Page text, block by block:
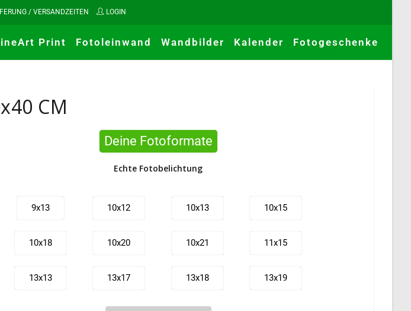
/ VERSANDZEITEN LOGIN
Print Fotoleinwand Wandbilder Kalender Fotogeschenke
CM
Deine Fotoformate
Echte Fotobelichtung
9x13 10x12 10x13 10x15
10x18 10x20 10x21 11x15
13x13 13x17 13x18 13x19